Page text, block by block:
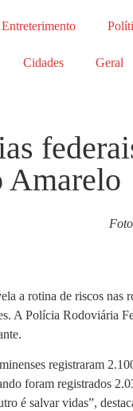
Entreterimento
Cidades Geral
Amarelo
a rotina de riscos
A Polícia Rodoviária
registraram
foram registrados
é salvar vidas”,